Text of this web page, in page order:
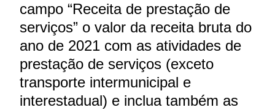
campo “Receita de prestação de
serviços” o valor da receita bruta do
ano de 2021 com as atividades de
prestação de serviços (exceto
transporte intermunicipal e
interestadual) e inclua também as